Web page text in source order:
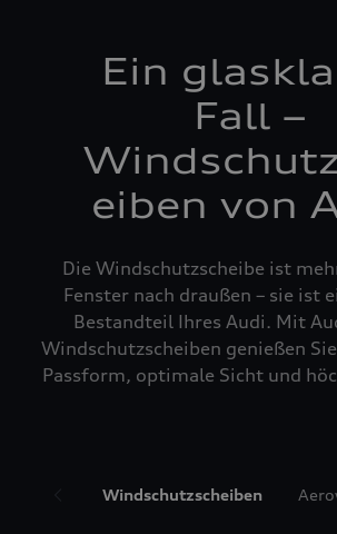
Ein
Fall –
eiben von
Die Windschutzscheibe ist
Fenster nach draußen – sie ist
Bestandteil Ihres Audi. Mit
Windschutzscheiben genießen
Passform, optimale Sicht und
Windschutzscheiben